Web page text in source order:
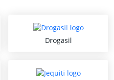
Drogasil